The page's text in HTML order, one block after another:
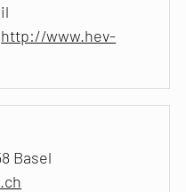
http://www.hev-
Basel